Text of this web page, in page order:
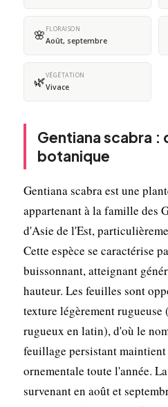
🌸 FLORAISON
Août, septembre
🌿VÉGÉTATION
Vivace
Gentiana scabra
botanique
Gentiana scabra est une
appartenant à la famille des
d'Asie de l'Est,
Cette espèce se caractérise
buissonnant, atteignant
hauteur. Les feuilles sont
texture légèrement
rugueux en latin), d'où le
feuillage persistant maintient
ornementale toute l'année.
survenant en août et